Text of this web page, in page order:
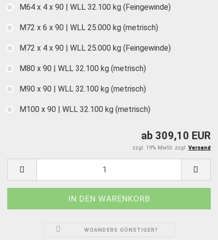
M64 x 4 x 90 | WLL 32.100 kg (Feingewinde)
M72 x 6 x 90 | WLL 25.000 kg (metrisch)
M72 x 4 x 90 | WLL 25.000 kg (Feingewinde)
M80 x 90 | WLL 32.100 kg (metrisch)
M90 x 90 | WLL 32.100 kg (metrisch)
M100 x 90 | WLL 32.100 kg (metrisch)
ab 309,10 EUR
zzgl. 19% MwSt. zzgl. Versand
WOANDERS GÜNSTIGER?